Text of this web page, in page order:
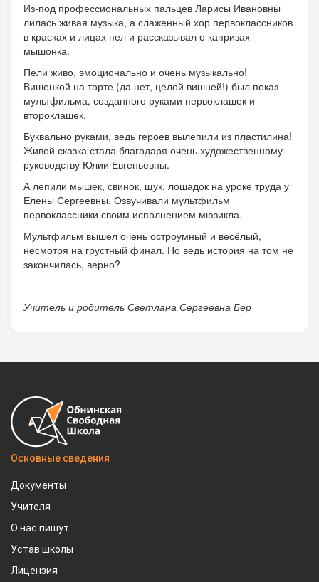
Из-под профессиональных пальцев Ларисы Ивановны
лилась живая музыка, а слаженный хор первоклассников
в красках и лицах пел и рассказывал о капризах
мышонка.
Пели живо, эмоционально и очень музыкально!
Вишенкой на торте (да нет, целой вишней!) был показ
мультфильма, созданного руками первоклашек и
второклашек.
Буквально руками, ведь героев вылепили из пластилина!
Живой сказка стала благодаря очень художественному
руководству Юлии Евгеньевны.
А лепили мышек, свинок, щук, лошадок на уроке труда у
Елены Сергеевны. Озвучивали мультфильм
первоклассники своим исполнением мюзикла.
Мультфильм вышел очень остроумный и весёлый,
несмотря на грустный финал. Но ведь история на том не
закончилась, верно?
Учитель и родитель Светлана Сергеевна Бер
Основные сведения
Документы
Учителя
О нас пишут
Устав школы
Лицензия